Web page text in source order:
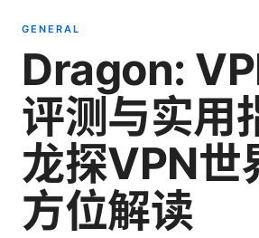
GENERAL
Dragon:
评测与实用
龙探VPN世
方位解读